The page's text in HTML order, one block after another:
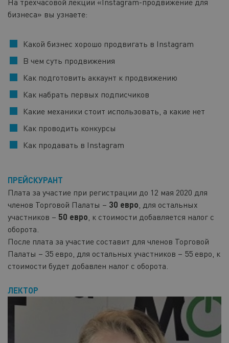
бизнеса» вы узнаете:
Какой бизнес хорошо продвигать в Instagram
В чем суть продвижения
Как подготовить аккаунт к продвижению
Как набрать первых подписчиков
Какие механики стоит использовать, а какие нет
Как проводить конкурсы
Как продавать в Instagram
ПРЕЙСКУРАНТ
Плата за участие при регистрации до 12 мая 2020 для
членов Торговой Палаты – 30 евро , для остальных
участников – 50 евро , к стоимости добавляется налог с
оборота.
После плата за участие составит для членов Торговой
Палаты – 35 евро, для остальных участников – 55 евро, к
стоимости будет добавлен налог с оборота.
ЛЕКТОP